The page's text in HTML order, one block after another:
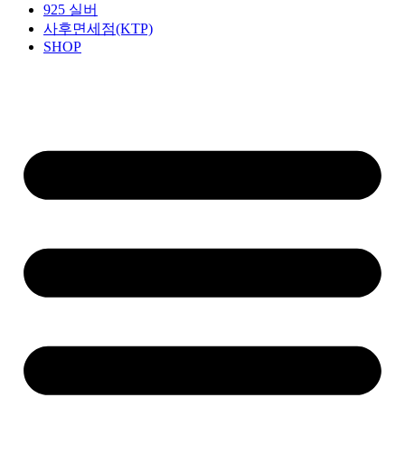
925 실버
사후면세점(KTP)
SHOP